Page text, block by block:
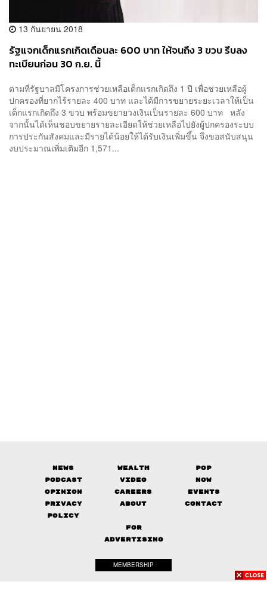
13 กันยายน 2018
รัฐแจกเด็กแรกเกิดเดือนละ 600 บาท ให้จนถึง 3 ขวบ รีบลง
ทะเบียนก่อน 30 ก.ย. นี้
ตามที่รัฐบาลมีโครงการช่วยเหลือเด็กแรกเกิดถึง 1 ปี เพื่อช่วยเหลือผู้
ปกครองที่ยากไร้รายละ 400 บาท และได้มีการขยายระยะเวลาให้เป็น
เด็กแรกเกิดถึง 3 ขวบ พร้อมขยายวงเงินเป็นรายละ 600 บาท หลัง
จากนั้นได้เห็นชอบขยายรายละเอียดให้ช่วยเหลือไปยังผู้ปกครองระบบ
การประกันสังคมและมีรายได้น้อยให้ได้รับเงินเพิ่มขึ้น จึงขอสนับสนุน
งบประมาณเพิ่มเติมอีก 1,571...
News Wealth
Pop
Podcast
Video
Now
Opinion
Careers
Events
Privacy
Policy
About Contact
FOR
ADVERTISING
MEMBERSHIP